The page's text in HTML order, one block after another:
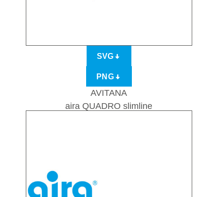
SVG
PNG
AVITANA
aira QUADRO slimline